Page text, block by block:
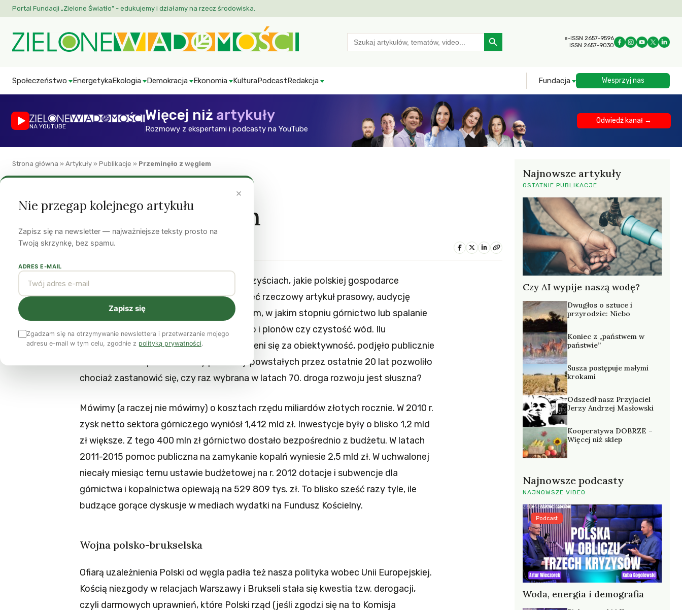
Portal Fundacji „Zielone Światło” - edukujemy i działamy na rzecz środowiska.
Search
for:
Search Button
e-ISSN 2657-9596
ISSN 2657-9030
Społeczeństwo EnergetykaEkologia Demokracja Ekonomia KulturaPodcastRedakcja Fundacja Wesprzyj nas
NA YOUTUBE
Więcej niż artykuły
Rozmowy z ekspertami i podcasty na YouTube
Odwiedź kanał →
Strona główna » Artykuły » Publikacje » Przeminęło z węglem
Przeminęło z węglem
Kuba Gogolewski 19 kwietnia 2012
Od miesięcy atakują nas informacje o korzyściach, jakie polskiej gospodarce
przynosi węgiel. Proszę sobie przypomnieć rzeczowy artykuł prasowy, audycję
radiową czy też program telewizyjny o tym, w jakim stopniu górnictwo lub spalanie
węgla wpływa na jakość życia, jakość gleb i plonów czy czystość wód. Ilu
komentatorów czy redaktorów, których ceni się za obiektywność, podjęło publicznie
ten temat? Ile opracowań czy publikacji powstałych przez ostatnie 20 lat pozwoliło
chociaż zastanowić się, czy raz wybrana w latach 70. droga rozwoju jest słuszna?
Mówimy (a raczej nie mówimy) o kosztach rzędu miliardów złotych rocznie. W 2010 r.
zysk netto sektora górniczego wyniósł 1,412 mld zł. Inwestycje były o blisko 1,2 mld
zł większe. Z tego 400 mln zł górnictwo dostało bezpośrednio z budżetu. W latach
2011-2015 pomoc publiczna na zamykanie kopalń wyniesie 2,5 mld zł. W uchwalonej
niecały miesiąc temu ustawie budżetowej na r. 2012 dotacje i subwencje dla
górnictwa i kopalnictwa opiewają na 529 809 tys. zł. To blisko sześć razy tyle, ile
budzące gorące dyskusje w mediach wydatki na Fundusz Kościelny.
Wojna polsko-brukselska
Ofiarą uzależnienia Polski od węgla padła też nasza polityka wobec Unii Europejskiej.
Kością niezgody w relacjach Warszawy i Brukseli stała się kwestia tzw. derogacji,
czyli darmowych uprawnień, które Polski rząd (jeśli zgodzi się na to Komisja
Najnowsze artykuły
OSTATNIE PUBLIKACJE
Czy AI wypije naszą wodę?
Dwugłos o sztuce i
przyrodzie: Niebo
Koniec z „państwem w
państwie”
Susza postępuje małymi
krokami
Odszedł nasz Przyjaciel
Jerzy Andrzej Masłowski
Kooperatywa DOBRZE –
Więcej niż sklep
Najnowsze podcasty
NAJNOWSZE VIDEO
Woda, energia i demografia
Podcast
×
Nie przegap kolejnego artykułu
Zapisz się na newsletter — najważniejsze teksty prosto na
Twoją skrzynkę, bez spamu.
ADRES E-MAIL
Zapisz się
Zgadzam się na otrzymywanie newslettera i przetwarzanie mojego
adresu e-mail w tym celu, zgodnie z polityką prywatności.